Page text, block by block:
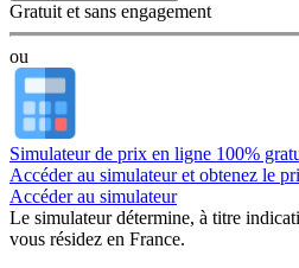
Gratuit et sans engagement
ou
Simulateur de prix en ligne 100%
Accéder au simulateur et obtenez le
Accéder au simulateur
Le simulateurdétermine, à titre
vous résidez en France.